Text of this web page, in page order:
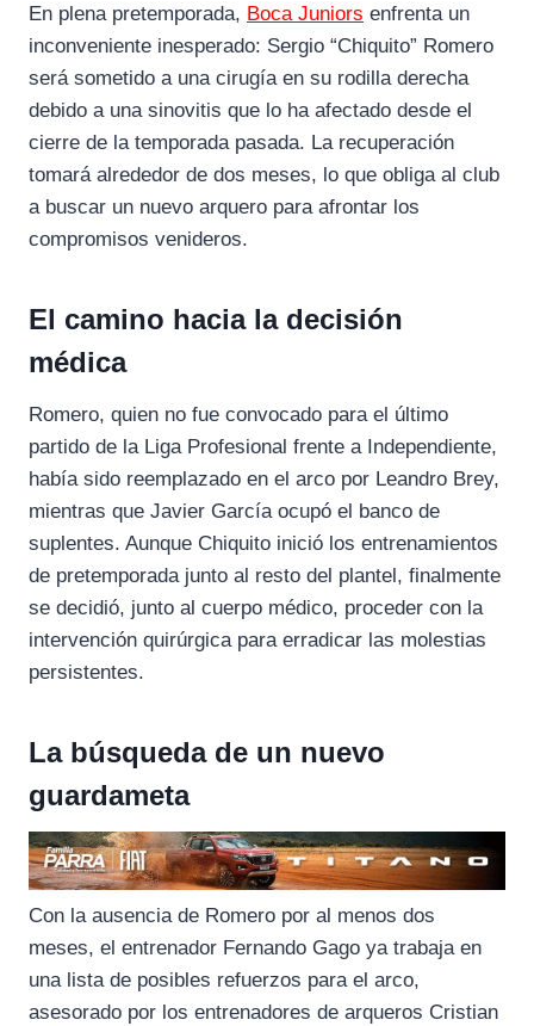
c
e
b
k
l
e
g
a
m
a
t
s
p
En plena pretemporada, Boca Juniors enfrenta un
inconveniente inesperado: Sergio “Chiquito” Romero
será sometido a una cirugía en su rodilla derecha
debido a una sinovitis que lo ha afectado desde el
cierre de la temporada pasada. La recuperación
tomará alrededor de dos meses, lo que obliga al club
a buscar un nuevo arquero para afrontar los
compromisos venideros.
El camino hacia la decisión
médica
Romero, quien no fue convocado para el último
partido de la Liga Profesional frente a Independiente,
había sido reemplazado en el arco por Leandro Brey,
mientras que Javier García ocupó el banco de
suplentes. Aunque Chiquito inició los entrenamientos
de pretemporada junto al resto del plantel, finalmente
se decidió, junto al cuerpo médico, proceder con la
intervención quirúrgica para erradicar las molestias
persistentes.
La búsqueda de un nuevo
guardameta
Con la ausencia de Romero por al menos dos
meses, el entrenador Fernando Gago ya trabaja en
una lista de posibles refuerzos para el arco,
asesorado por los entrenadores de arqueros Cristian